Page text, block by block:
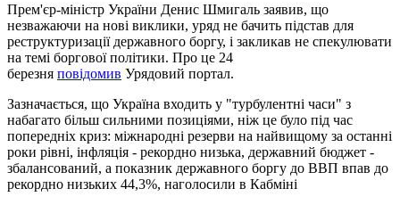
Прем'єр-міністр України Денис Шмигаль заявив, що
незважаючи на нові виклики, уряд не бачить підстав для
реструктуризації державного боргу, і закликав не спекулювати
на темі боргової політики. Про це 24
березня повідомив Урядовий портал.
Зазначається, що Україна входить у "турбулентні часи" з
набагато більш сильними позиціями, ніж це було під час
попередніх криз: міжнародні резерви на найвищому за останні
роки рівні, інфляція - рекордно низька, державний бюджет -
збалансований, а показник державного боргу до ВВП впав до
рекордно низьких 44,3%, наголосили в Кабміні